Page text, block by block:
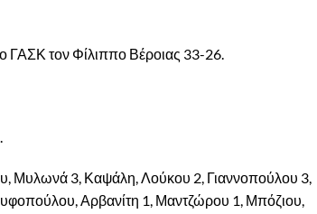
ΓΑΣΚ τον Φίλιππο Βέροιας 33-26.
Μυλωνά 3, Καψάλη, Λούκου 2, Γιαννοπούλου 3,
Αρβανίτη 1, Μαντζώρου 1, Μπόζιου,